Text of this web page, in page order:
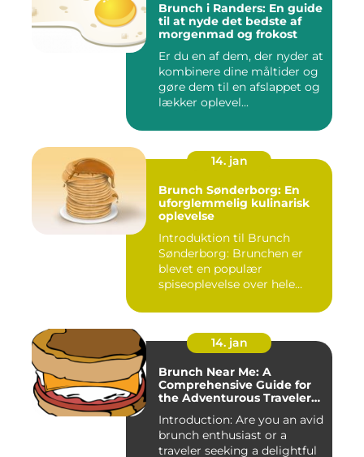
Brunch i Randers: En guide
til at nyde det bedste af
morgenmad og frokost
Er du en af dem, der nyder at
kombinere dine måltider og
gøre dem til en afslappet og
lækker oplevel...
14. jan
Brunch Sønderborg: En
uforglemmelig kulinarisk
oplevelse
Introduktion til Brunch
Sønderborg: Brunchen er
blevet en populær
spiseoplevelse over hele
14. jan
Brunch Near Me: A
Comprehensive Guide for
the Adventurous Traveler
Introduction: Are you an avid
brunch enthusiast or a
traveler seeking a delightful